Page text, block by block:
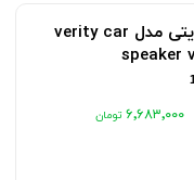
باندگرد وریتی مدل verity car
speaker
۶٬۶۸۳٬۰۰۰